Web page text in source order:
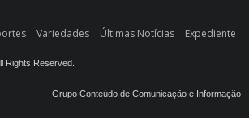
Variedades Últimas Notícias Expediente
Rights Reserved.
Grupo Conteúdo de Comunicação e Informação